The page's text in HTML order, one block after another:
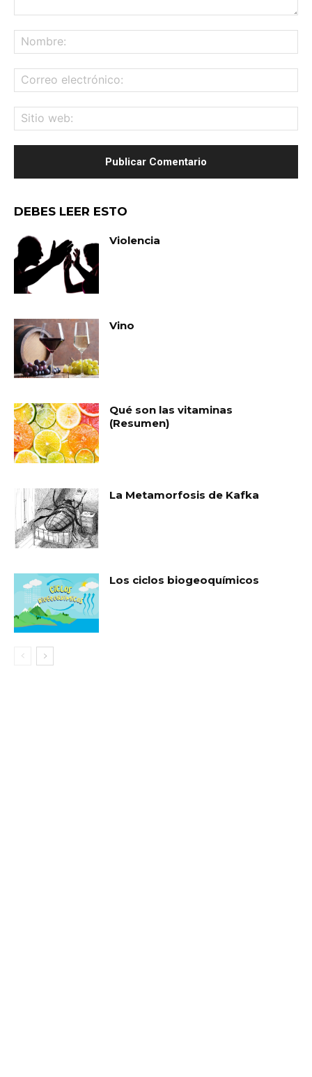
DEBES LEER ESTO
Violencia
Vino
Qué son las vitaminas
(Resumen)
La Metamorfosis de Kafka
Los ciclos biogeoquímicos